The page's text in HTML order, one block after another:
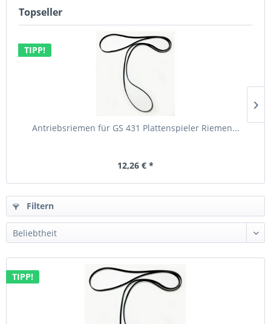
Topseller
TIPP!
Antriebsriemen für GS 431 Plattenspieler Riemen...
12,26 € *
Filtern
TIPP!